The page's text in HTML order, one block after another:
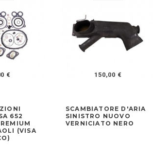
€
652
(VISA
150,00 €
SCAMBIATORE D'ARIA
SINISTRO NUOVO
VERNICIATO NERO